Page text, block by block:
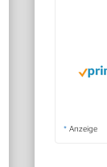
* Anzeige